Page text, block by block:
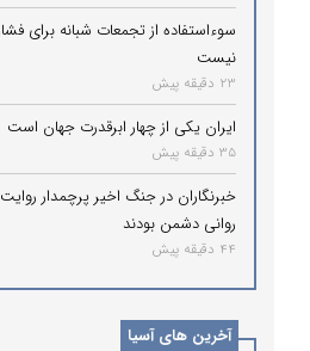
سوءاستفاده از تجمعات شبانه برای
نیست
23 دقیقه پیش
ایران یکی از چهار ابرقدرت جهان است
35 دقیقه پیش
خبرنگاران در جنگ اخیر پرچمدار
روانی دشمن بودند
44 دقیقه پیش
آخرین های آسیا